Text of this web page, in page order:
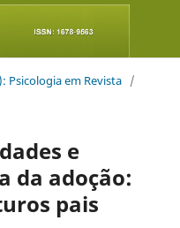
Psicologia em Revista /
e
da adoção:
pais